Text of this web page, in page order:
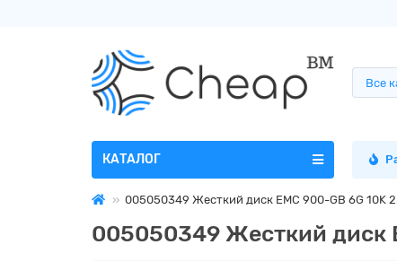
Все
КАТАЛОГ
005050349 Жесткий диск EMC 900-GB 6G 10K
005050349 Жесткий диск